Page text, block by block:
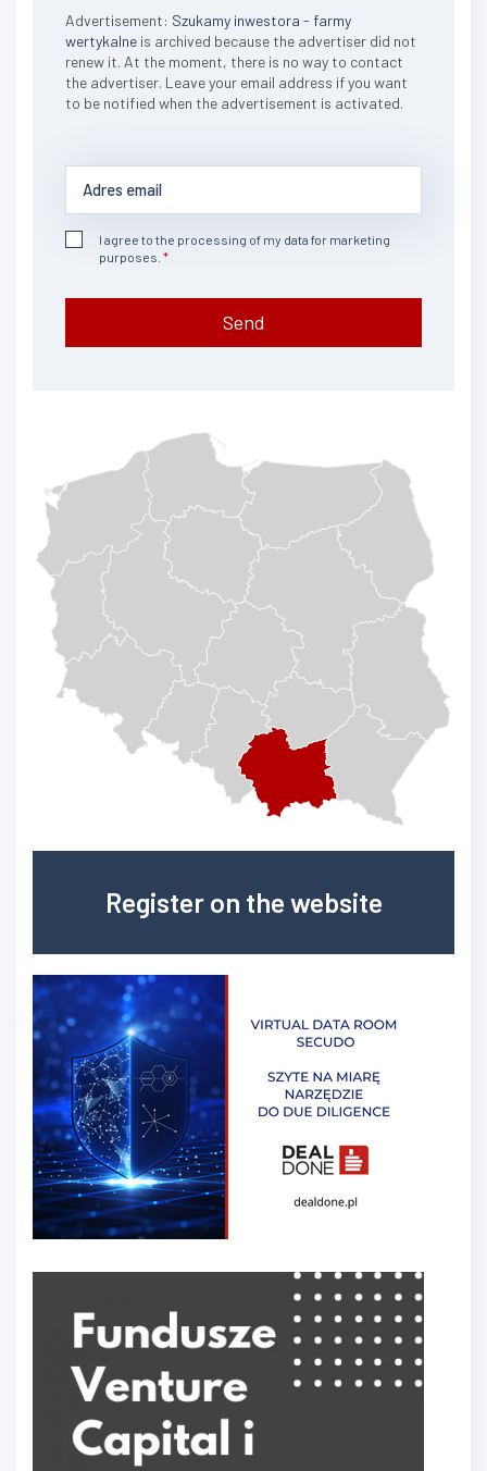
Advertisement: Szukamy inwestora - farmy
wertykalne is archived because the advertiser did not
renew it. At the moment, there is no way to contact
the advertiser. Leave your email address if you want
to be notified when the advertisement is activated.
I agree to the processing of my data for marketing
purposes.
Send
Register on the website